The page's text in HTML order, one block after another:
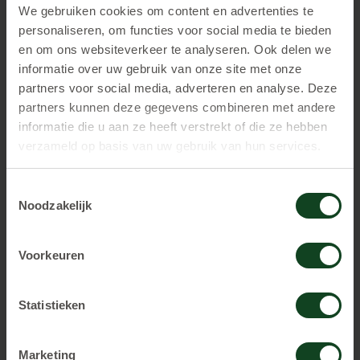
We gebruiken cookies om content en advertenties te
personaliseren, om functies voor social media te bieden
en om ons websiteverkeer te analyseren. Ook delen we
informatie over uw gebruik van onze site met onze
partners voor social media, adverteren en analyse. Deze
partners kunnen deze gegevens combineren met andere
informatie die u aan ze heeft verstrekt of die ze hebben
verzameld op basis van uw gebruik van hun services.
Noodzakelijk
Voorkeuren
Statistieken
Marketing
extra spelers € 12,00 pp. extra spelers €
17,00 pp. extra spelers € 21,00 pp.
Om het geheel leuk af te sluiten , met alle sterke
verhalen die erbij horen bieden we een beker
frisdrank en chips naar keuze aan voor de zeer
vriendelijke prijs van € 1,50 pp.